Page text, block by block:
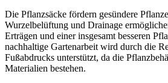
Die Pflanzsäcke fördern gesündere
Wurzelbelüftung und Drainage
Erträgen und einer insgesamt besseren
nachhaltige Gartenarbeit wird durch die
Fußabdrucks unterstützt, da die
Materialien bestehen.